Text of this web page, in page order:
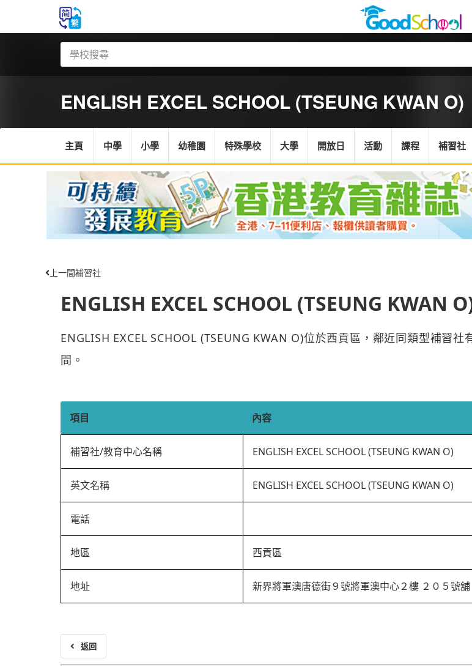
ENGLISH EXCEL SCHOOL (TSEUNG KWAN O)
主頁 中學 小學 幼稚園 特殊學校 大學 開放日 活動 課程 補習社
上一間補習社
ENGLISH EXCEL SCHOOL (TSEUNG KWAN
ENGLISH EXCEL SCHOOL (TSEUNG KWAN O)位於西貢區，鄰近同類型補習社
間。
項目 內容
補習社/教育中心名稱 ENGLISH EXCEL SCHOOL (TSEUNG KWAN O)
英文名稱 ENGLISH EXCEL SCHOOL (TSEUNG KWAN O)
電話
地區 西貢區
地址 新界將軍澳唐德街９號將軍澳中心２樓 ２０５號舖
返回